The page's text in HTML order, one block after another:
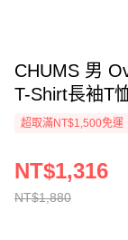
CHUMS 男
T-Shirt長袖T
超取滿NT$1,500免運
NT$1,880
NT$1,316